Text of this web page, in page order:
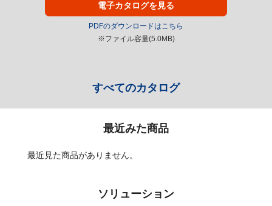
電子カタログを見る
PDFのダウンロードはこちら
※ファイル容量(5.0MB)
すべてのカタログ
最近みた商品
最近見た商品がありません。
ソリューション